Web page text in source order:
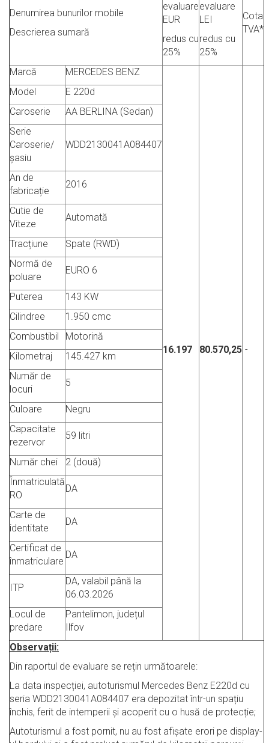
Denumirea bunurilor mobile
Descrierea sumară
evaluare
EUR
redus cu
25%
evaluare
LEI
redus cu
25%
Cota
TVA*
Marcă MERCEDES BENZ
16.197 80.570,25 -
Model
E 220d
Caroserie
AA BERLINA (Sedan)
Serie
Caroserie/
șasiu
WDD2130041A084407
An de
fabricație
2016
Cutie de
Viteze
Automată
Tracțiune
Spate (RWD)
Normă de
poluare
EURO 6
Puterea
143 KW
Cilindree
1.950 cmc
Combustibil
Motorină
Kilometraj
145.427 km
Număr de
locuri
5
Culoare
Negru
Capacitate
rezervor
59 litri
Număr chei
2 (două)
Înmatriculată
RO
DA
Carte de
identitate
DA
Certificat de
înmatriculare
DA
ITP
DA, valabil până la
06.03.2026
Locul de
predare
Pantelimon, județul
Ilfov
Observații:
Din raportul de evaluare se rețin următoarele:
La data inspecției, autoturismul Mercedes Benz E220d cu
seria WDD2130041A084407 era depozitat într-un spațiu
închis, ferit de intemperii și acoperit cu o husă de protecție;
Autoturismul a fost pornit, nu au fost afișate erori pe display-